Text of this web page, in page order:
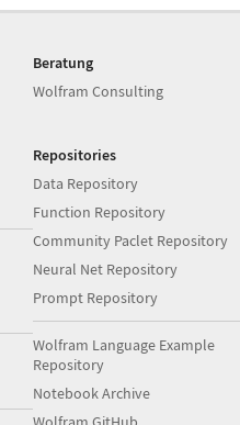
Beratung
Wolfram Consulting
Repositories
Data Repository
Function Repository
Community Paclet Repository
Neural Net Repository
Prompt Repository
Wolfram Language Example
Repository
Notebook Archive